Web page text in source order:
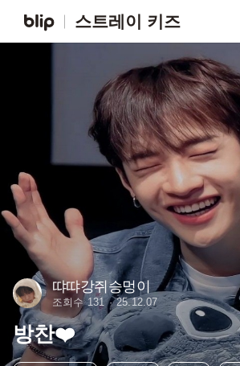
스트레이 키즈
땨땨강쥐승멍이
조회수 131 25.12.07
방찬❤️